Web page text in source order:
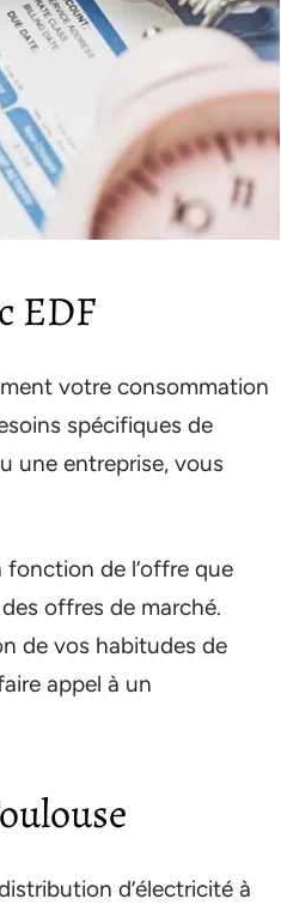
EDF
votre consommation
spécifiques de
une entreprise, vous
fonction de l’offre que
offres de marché.
de vos habitudes de
appel à un
d’électricité à